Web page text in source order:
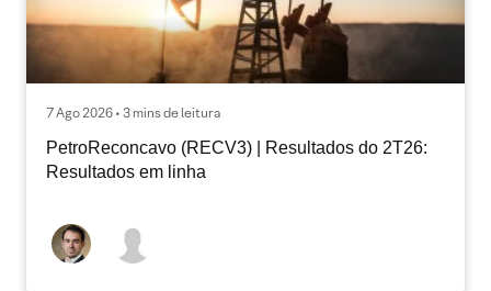
7 Ago 2026 • 3 mins de leitura
PetroReconcavo (RECV3) | Resultados do 2T26:
Resultados em linha